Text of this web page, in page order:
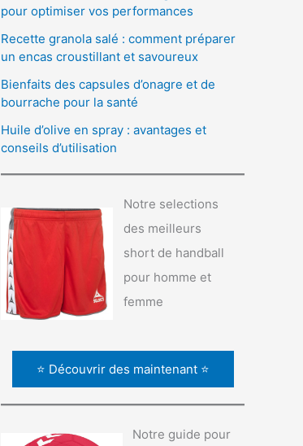
pour optimiser vos performances
Recette granola salé : comment préparer
un encas croustillant et savoureux
Bienfaits des capsules d’onagre et de
bourrache pour la santé
Huile d’olive en spray : avantages et
conseils d’utilisation
Notre selections
des meilleurs
short de handball
pour homme et
femme
⭐ Découvrir des maintenant ⭐
Notre guide pour